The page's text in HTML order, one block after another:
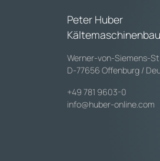
Peter Huber
Werner-von-Siemens-
D-77656 Offenburg /
+49 781 9603-0
info@huber-online.com